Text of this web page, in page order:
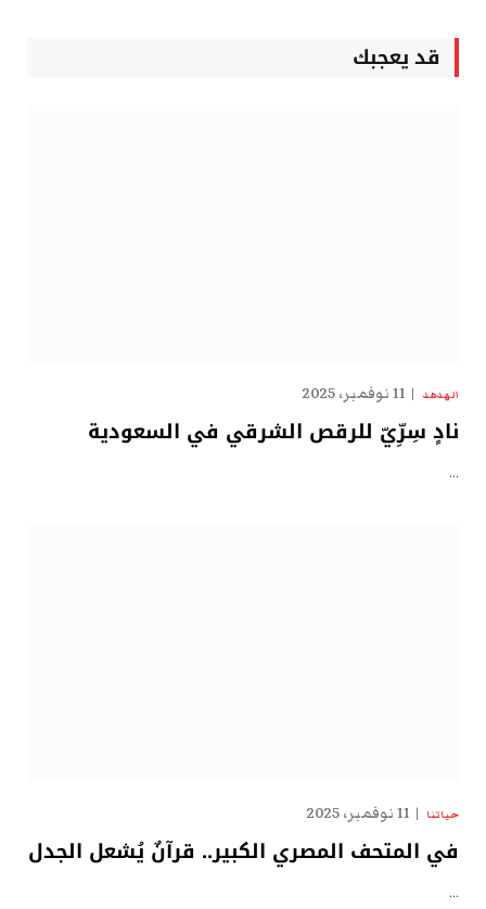
قد يعجبك
الهدهد 11 نوفمبر، 2025
نادٍ سِرِّيّ للرقص الشرقي في السعودية
…
حياتنا 11 نوفمبر، 2025
في المتحف المصري الكبير.. قرآنٌ يُشعل الجدل
…